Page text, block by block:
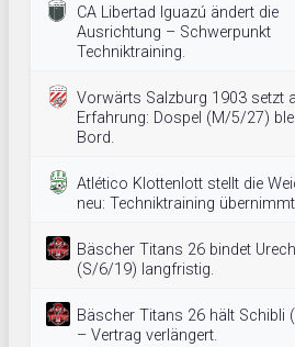
CA Libertad Iguazú ändert die
Ausrichtung – Schwerpunkt
Techniktraining.
Vorwärts Salzburg 1903 setzt
Erfahrung: Dospel (M/5/27)
Bord.
Atlético Klottenlott stellt die
neu: Techniktraining
Bäscher Titans 26 bindet Urech
(S/6/19) langfristig.
Bäscher Titans 26 hält Schibli
– Vertrag verlängert.